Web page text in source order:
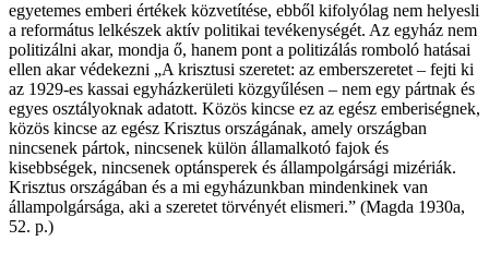
egyetemes emberi értékek közvetítése, ebből kifolyólag nem helyesli
a református lelkészek aktív politikai tevékenységét. Az egyház nem
politizálni akar, mondja ő, hanem pont a politizálás romboló hatásai
ellen akar védekezni „A krisztusi szeretet: az emberszeretet – fejti ki
az 1929-es kassai egyházkerületi közgyűlésen – nem egy pártnak és
egyes osztályoknak adatott. Közös kincse ez az egész emberiségnek,
közös kincse az egész Krisztus országának, amely országban
nincsenek pártok, nincsenek külön államalkotó fajok és
kisebbségek, nincsenek optánsperek és állampolgársági mizériák.
Krisztus országában és a mi egyházunkban mindenkinek van
állampolgársága, aki a szeretet törvényét elismeri.” (Magda 1930a,
52. p.)